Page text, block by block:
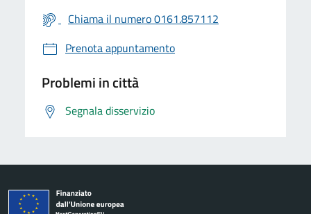
Chiama il numero 0161.857112
Prenota appuntamento
Problemi in città
Segnala disservizio